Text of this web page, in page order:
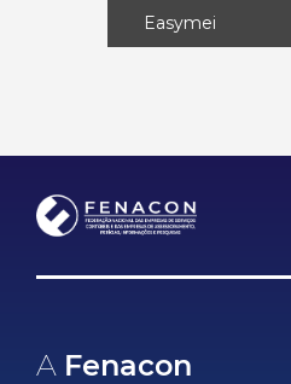
Easymei
A Fenacon